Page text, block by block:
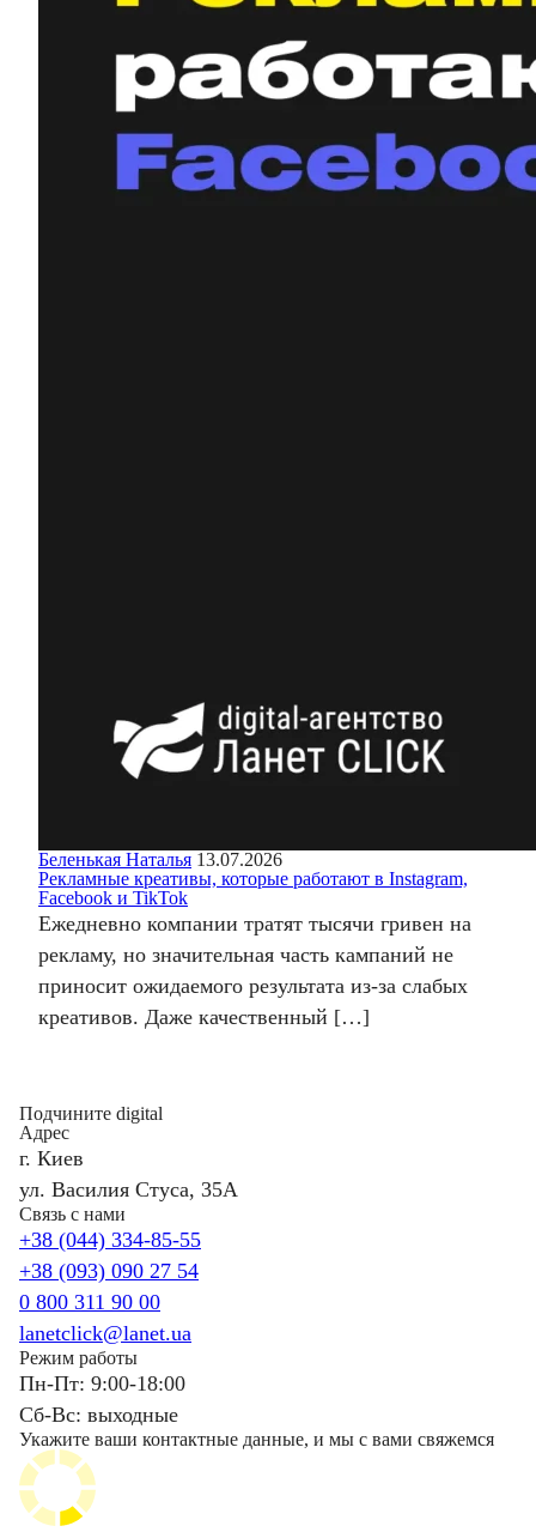
Беленькая Наталья 13.07.2026
Рекламные креативы, которые работают в Instagram,
Facebook и TikTok
Ежедневно компании тратят тысячи гривен на
рекламу, но значительная часть кампаний не
приносит ожидаемого результата из-за слабых
креативов. Даже качественный […]
Подчините digital
Адрес
г. Киев
ул. Василия Стуса, 35А
Связь с нами
+38 (044) 334-85-55
+38 (093) 090 27 54
0 800 311 90 00
lanetclick@lanet.ua
Режим работы
Пн-Пт: 9:00-18:00
Сб-Вс: выходные
Укажите ваши контактные данные, и мы с вами свяжемся